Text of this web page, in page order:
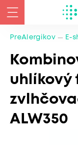
PreAlergikov E-
uhlíkový
ALW350